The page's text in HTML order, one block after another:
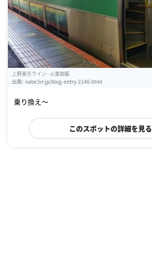
上野東京ライン - 火薬御飯
出典： nabe3rr.jp/blog-entry-2146.html
乗り換え〜
このスポットの詳細を見る